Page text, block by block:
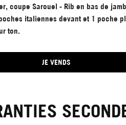
coupe Sarouel - Rib en bas de
italiennes devant et 1 poche
ton.
JE VENDS